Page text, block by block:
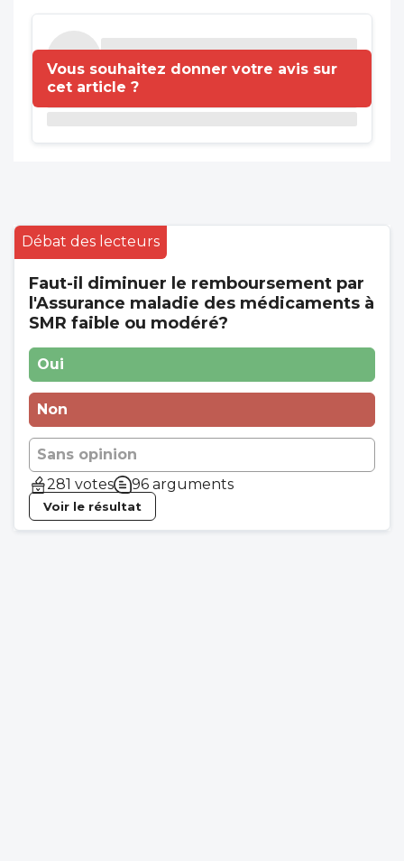
Vous souhaitez donner votre avis sur
cet article ?
Débat des lecteurs
Faut-il diminuer le remboursement par
l'Assurance maladie des médicaments à
SMR faible ou modéré?
Oui
Non
Sans opinion
281 votes
96 arguments
Voir le résultat